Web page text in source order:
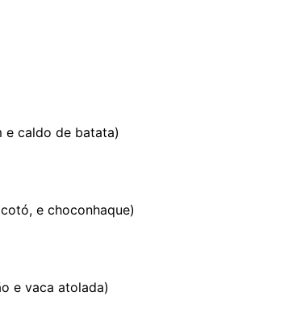
e caldo de batata)
e choconhaque)
e vaca atolada)